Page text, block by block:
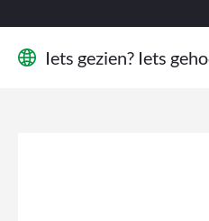
Iets gezien? Iets geho